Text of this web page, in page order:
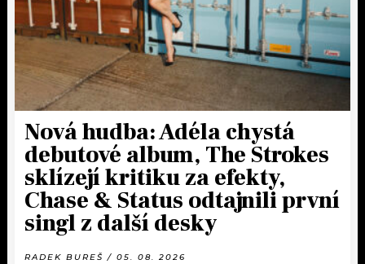
Nová hudba: Adéla chystá
debutové album, The Strokes
sklízejí kritiku za efekty,
Chase & Status odtajnili první
singl z další desky
RADEK BUREŠ / 05. 08. 2026